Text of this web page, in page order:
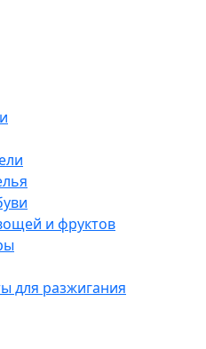
и фруктов
для разжигания